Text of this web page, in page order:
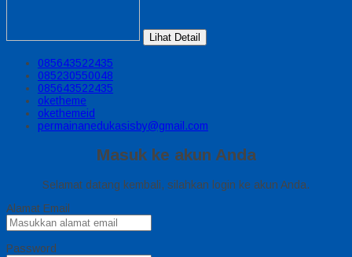
Lihat Detail
085643522435
085230550048
085643522435
oketheme
okethemeid
permainanedukasisby@gmail.com
Masuk ke akun Anda
Selamat datang kembali, silahkan login ke akun Anda.
Alamat Email
Password